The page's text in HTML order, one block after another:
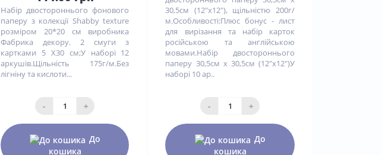
Набір двостороннього фонового
паперу з колекції Shabby texture
розміром 20*20 см виробника
Фабрика декору. 2 смуги з
картками 5 Х30 см;У наборі 12
аркушів.Щільність 175г/м.Без
лігніну та кислоти...
- +
До
кошика
30,5см (12"x12"), щільністю 200г/
м.Особливості:Плюс бонус - лист
для вирізання та набір карток
російською та англійською
мовами.Набір двостороннього
паперу 30,5см х 30,5см (12"x12")У
наборі 10 ар..
- +
До
кошика